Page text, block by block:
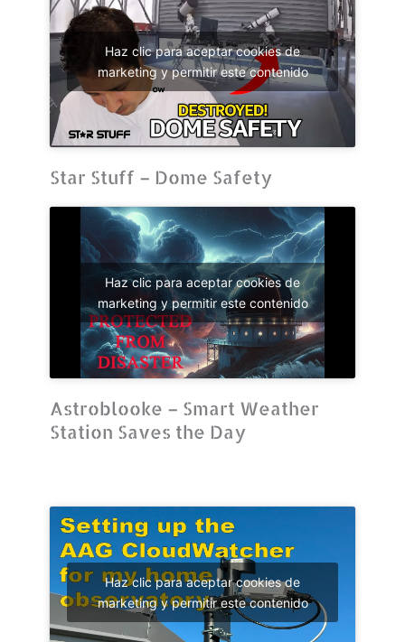
Haz clic para aceptar cookies de
marketing y permitir este contenido
Star Stuff – Dome Safety
Haz clic para aceptar cookies de
marketing y permitir este contenido
Astroblooke – Smart Weather
Station Saves the Day
Haz clic para aceptar cookies de
marketing y permitir este contenido